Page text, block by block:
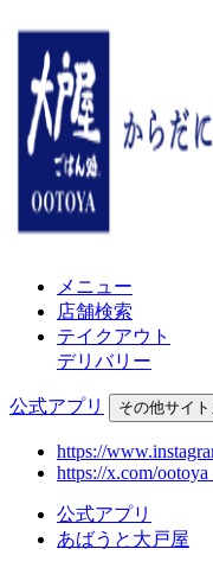
メニュー
店舗検索
テイクアウト
デリバリー
公式アプリ その他サイ
https://
https://x.com/
公式アプリ
あばうと大戸屋